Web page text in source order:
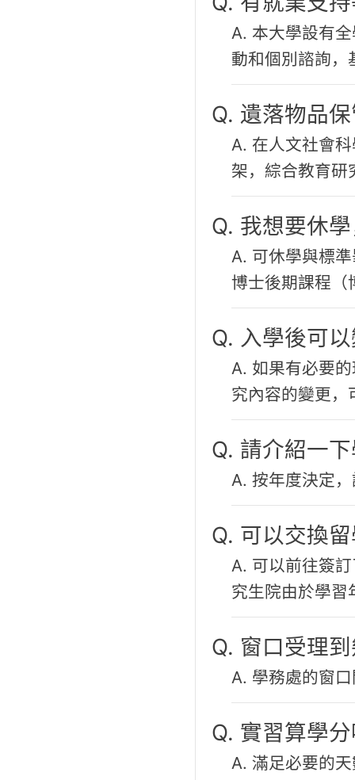
A. 本大學設有
動和個別諮詢，
Q. 遺落物品
A. 在人文社會
架，綜合教育研
Q. 我想要休
A. 可休學與標
博士後期課程（
Q. 入學後可
A. 如果有必要
究內容的變更，
Q. 請介紹一
A. 按年度決定
Q. 可以交換
A. 可以前往簽
究生院由於學習
Q. 窗口受理
A. 學務處的窗
Q. 實習算學
A. 滿足必要的